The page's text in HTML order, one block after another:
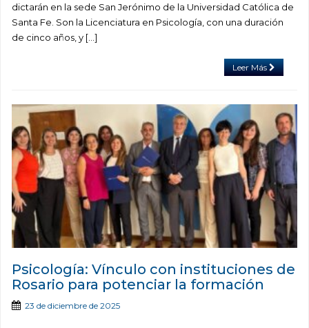
dictarán en la sede San Jerónimo de la Universidad Católica de
Santa Fe. Son la Licenciatura en Psicología, con una duración
de cinco años, y […]
Leer Más
Psicología: Vínculo con instituciones de
Rosario para potenciar la formación
23 de diciembre de 2025